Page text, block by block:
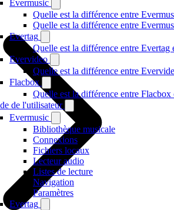
Evermusic
Quelle est la différence entre
Quelle est la différence entre
Evertag
Quelle est la différence entre Evertag
Evervideo
Quelle est la différence entre
Flacbox
Quelle est la différence entre
de l'utilisateur
Evermusic
Bibliothèque musicale
Connexions
Fichiers locaux
Lecteur audio
Listes de lecture
Navigation
Paramètres
Evertag